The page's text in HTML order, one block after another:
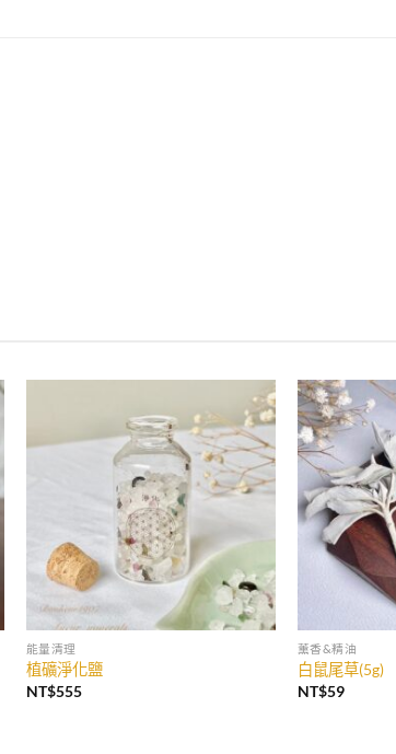
能量清理
植礦淨化鹽
NT$555
薰香&精油
白鼠尾草(5g)
NT$59